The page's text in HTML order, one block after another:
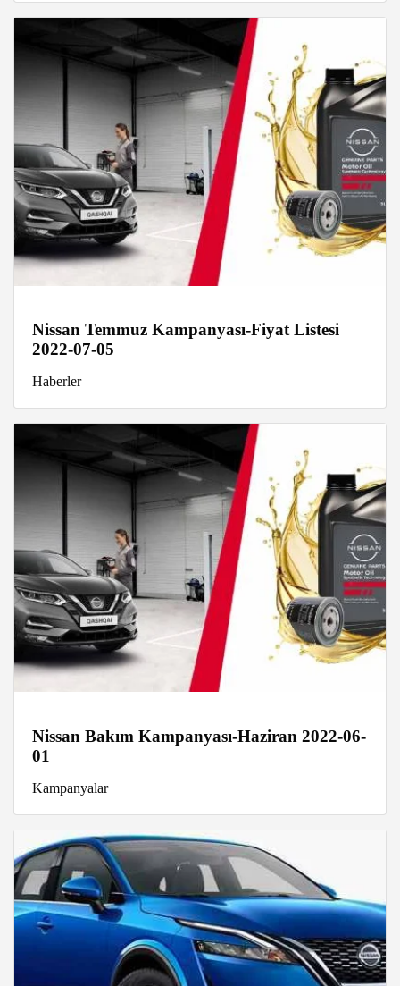
Nissan Temmuz Kampanyası-Fiyat Listesi
2022-07-05
Haberler
Nissan Bakım Kampanyası-Haziran 2022-06-
01
Kampanyalar